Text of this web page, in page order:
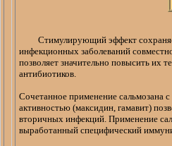
Стимулирующий эффект
инфекционных заболеваний
позволяет значительно повысить их
антибиотиков.
Сочетанное применениесальмозана с
активностью (максидин ,гамавит)
вторичных инфекций. Применение
выработанный специфический